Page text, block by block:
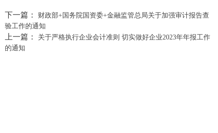
下一篇：
财政部+国务院国资委+金融监管总局关于加强审计报告查
验工作的通知
上一篇：
关于严格执行企业会计准则 切实做好企业2023年年报工作
的通知